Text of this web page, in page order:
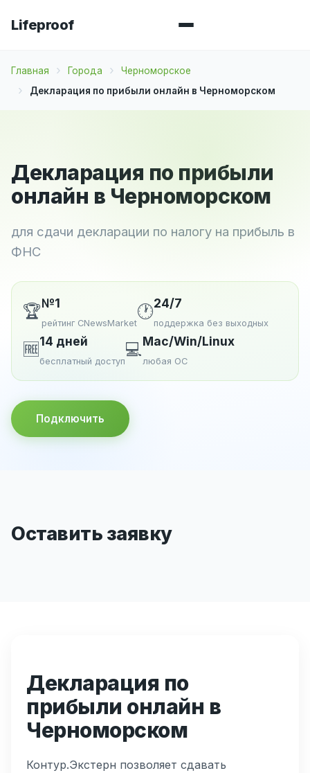
Lifeproof
Главная Города
Черноморское
Декларация по прибыли онлайн в Черноморском
Декларация по прибыли
онлайн в Черноморском
для сдачи декларации по налогу на прибыль в
ФНС
🏆№1
рейтинг CNewsMarket
🕐24/7
поддержка без выходных
🆓14 дней
бесплатный доступ
💻Mac/Win/Linux
любая ОС
Подключить
Оставить заявку
Декларация по
прибыли онлайн в
Черноморском
Контур.Экстерн позволяет сдавать